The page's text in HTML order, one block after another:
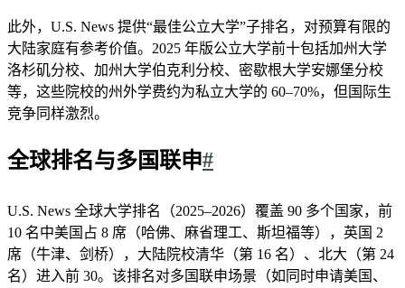
此外，U.S. News 提供“最佳公立大学”子排名，对预算有限的
大陆家庭有参考价值。2025 年版公立大学前十包括加州大学
洛杉矶分校、加州大学伯克利分校、密歇根大学安娜堡分校
等，这些院校的州外学费约为私立大学的 60–70%，但国际生
竞争同样激烈。
全球排名与多国联申#
U.S. News 全球大学排名（2025–2026）覆盖 90 多个国家，前
10 名中美国占 8 席（哈佛、麻省理工、斯坦福等），英国 2
席（牛津、剑桥），大陆院校清华（第 16 名）、北大（第 24
名）进入前 30。该排名对多国联申场景（如同时申请美国、